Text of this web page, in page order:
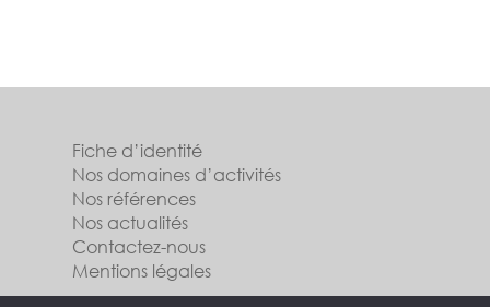
Fiche d’identité
Nos domaines d’activités
Nos références
Nos actualités
Contactez-nous
Mentions légales